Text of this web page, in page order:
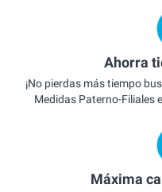
Ahorra
¡No pierdas más tiempo
Medidas Paterno-Filiales
Máxima